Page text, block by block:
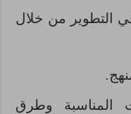
التطوير من خلال
المناسبة وطرق